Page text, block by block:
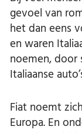
gevoel van
het dan eens
en waren
noemen, door
Italiaanse
Fiat noemt
Europa. En